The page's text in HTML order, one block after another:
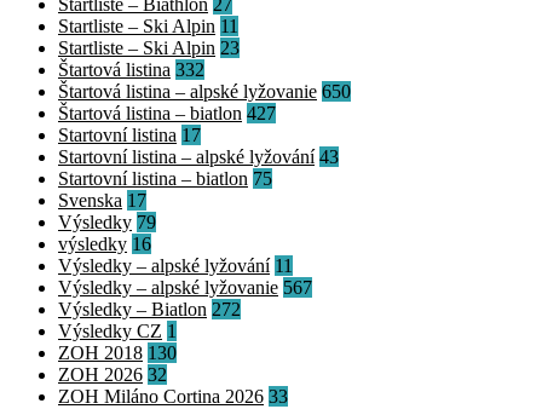
Startliste – Biathlon 27
Startliste – Ski Alpin 11
Startliste – Ski Alpin 23
Štartová listina 332
Štartová listina – alpské lyžovanie 650
Štartová listina – biatlon 427
Startovní listina 17
Startovní listina – alpské lyžování 43
Startovní listina – biatlon 75
Svenska 17
Výsledky 79
výsledky 16
Výsledky – alpské lyžování 11
Výsledky – alpské lyžovanie 567
Výsledky – Biatlon 272
Výsledky CZ 1
ZOH 2018 130
ZOH 2026 32
ZOH Miláno Cortina 2026 33